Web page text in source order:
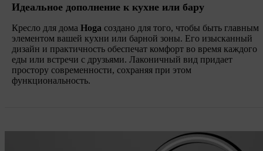
Идеальное дополнение к кухне или бару
Кресло для дома Hoga создано для того, чтобы быть главным
элементом вашей кухни или барной зоны. Его изысканный
дизайн и практичность обеспечат комфорт во время каждого
еды или встречи с друзьями. Лаконичный вид придает
простору современности, сохраняя при этом
функциональность.